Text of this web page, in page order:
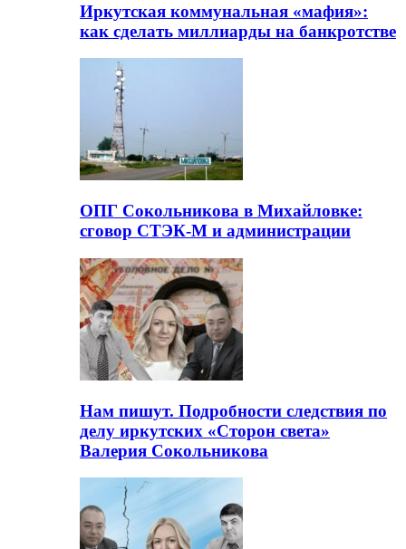
Иркутская коммунальная «мафия»:
как сделать миллиарды на банкротстве
ОПГ Сокольникова в Михайловке:
сговор СТЭК-М и администрации
Нам пишут. Подробности следствия по
делу иркутских «Сторон света»
Валерия Сокольникова